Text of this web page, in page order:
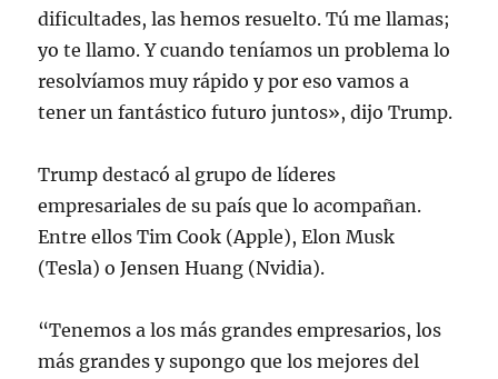
dificultades, las hemos resuelto. Tú me llamas;
yo te llamo. Y cuando teníamos un problema lo
resolvíamos muy rápido y por eso vamos a
tener un fantástico futuro juntos», dijo Trump.
Trump destacó al grupo de líderes
empresariales de su país que lo acompañan.
Entre ellos Tim Cook (Apple), Elon Musk
(Tesla) o Jensen Huang (Nvidia).
“Tenemos a los más grandes empresarios, los
más grandes y supongo que los mejores del